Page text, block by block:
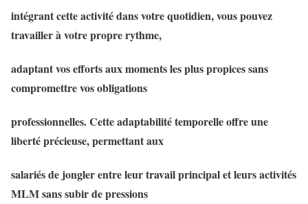
intégrant cette activité dans votre quotidien, vous pouvez
travailler à votre propre rythme,
adaptant vos efforts aux moments les plus propices sans
compromettre vos obligations
professionnelles. Cette adaptabilité temporelle offre une
liberté précieuse, permettant aux
salariés de jongler entre leur travail principal et leurs activités
MLM sans subir de pressions